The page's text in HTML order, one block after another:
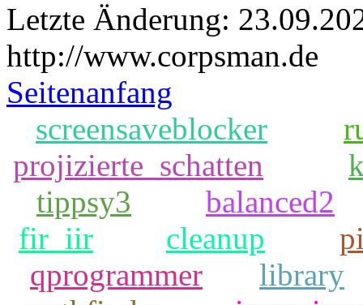
Letzte Änderung:
http://www.corpsman.de
Seitenanfang
screensaveblocker
projizierte_schatten
tippsy3
balanced2
fir_iir
cleanup
qprogrammer
library